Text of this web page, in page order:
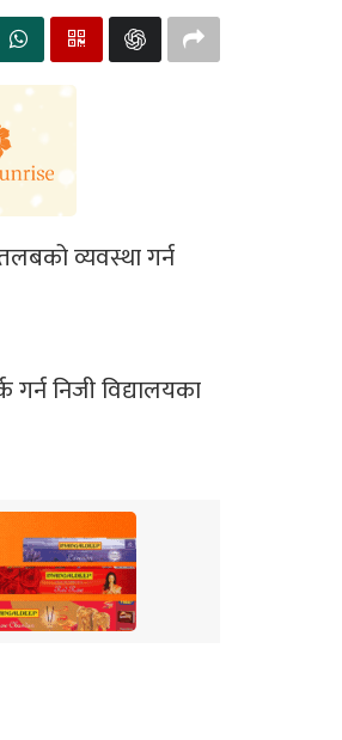
व्यवस्था गर्न
निजी विद्यालयका